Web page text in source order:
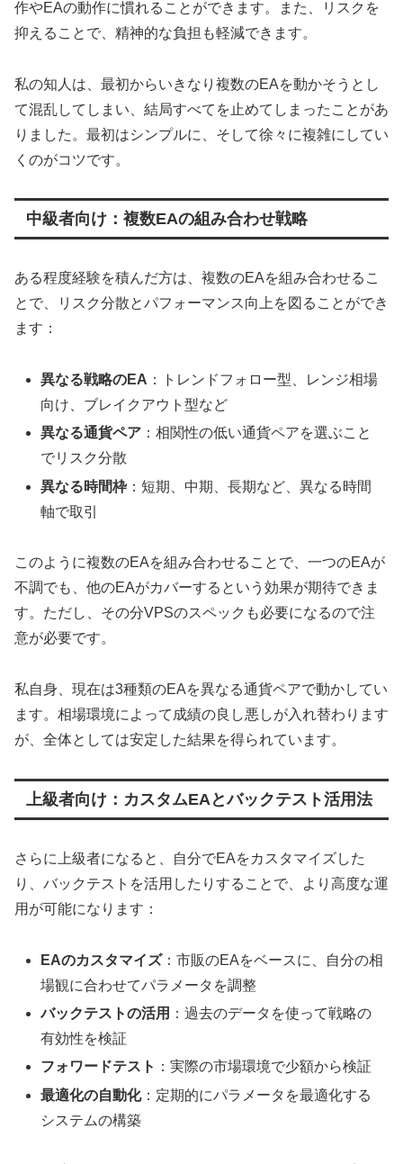
作やEAの動作に慣れることができます。また、リスクを
抑えることで、精神的な負担も軽減できます。
私の知人は、最初からいきなり複数のEAを動かそうとし
て混乱してしまい、結局すべてを止めてしまったことがあ
りました。最初はシンプルに、そして徐々に複雑にしてい
くのがコツです。
中級者向け：複数EAの組み合わせ戦略
ある程度経験を積んだ方は、複数のEAを組み合わせるこ
とで、リスク分散とパフォーマンス向上を図ることができ
ます：
異なる戦略のEA ：トレンドフォロー型、レンジ相場
向け、ブレイクアウト型など
異なる通貨ペア ：相関性の低い通貨ペアを選ぶこと
でリスク分散
異なる時間枠：短期、中期、長期など、異なる時間
軸で取引
このように複数のEAを組み合わせることで、一つのEAが
不調でも、他のEAがカバーするという効果が期待できま
す。ただし、その分VPSのスペックも必要になるので注
意が必要です。
私自身、現在は3種類のEAを異なる通貨ペアで動かしてい
ます。相場環境によって成績の良し悪しが入れ替わります
が、全体としては安定した結果を得られています。
上級者向け：カスタムEAとバックテスト活用法
さらに上級者になると、自分でEAをカスタマイズした
り、バックテストを活用したりすることで、より高度な運
用が可能になります：
EAのカスタマイズ：市販のEAをベースに、自分の相
場観に合わせてパラメータを調整
バックテストの活用 ：過去のデータを使って戦略の
有効性を検証
フォワードテスト ：実際の市場環境で少額から検証
最適化の自動化：定期的にパラメータを最適化する
システムの構築